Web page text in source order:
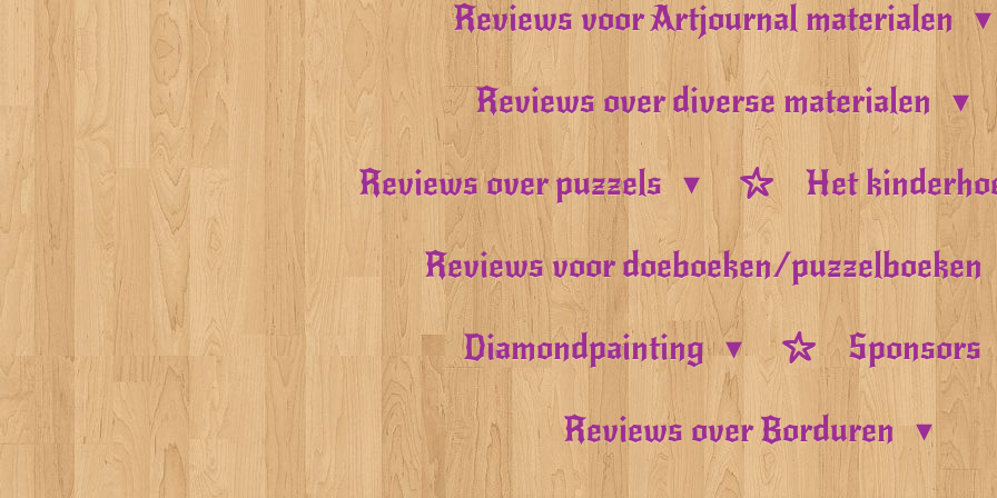
Reviews voor Artjournal materialen
Reviews over diverse materialen
Reviews over puzzels Het
Reviews voor doeboeken/puzzelboeken
Diamondpainting Sponsors
Reviews over Borduren